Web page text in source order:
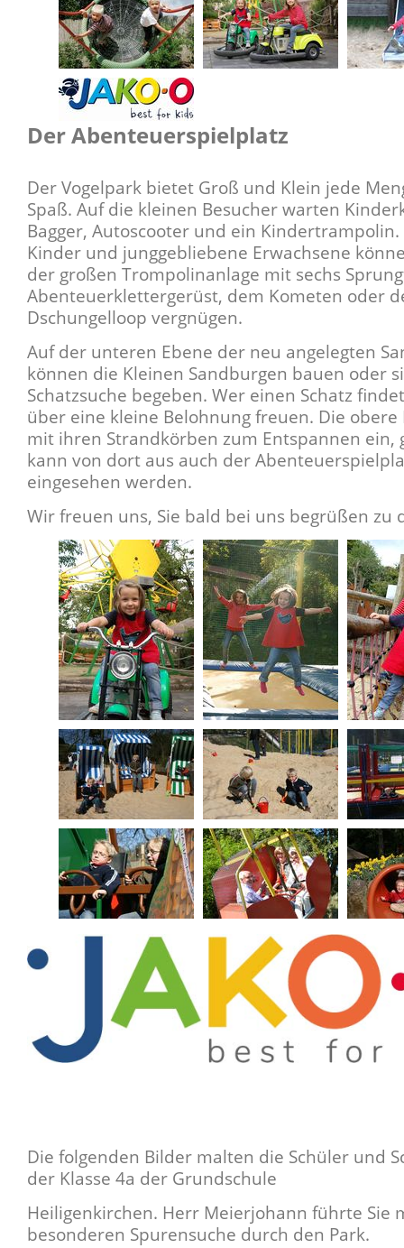
Der Abenteuerspielplatz
Der Vogelpark bietet Groß und Klein jede
Spaß. Auf die kleinen Besucher warten
Bagger, Autoscooter und ein
Kinder und junggebliebene Erwachsene
der großen Trompolinanlage mit sechs
Abenteuerklettergerüst, dem Kometen oder
Dschungelloop vergnügen.
Auf der unteren Ebene der neu angelegten
können die Kleinen Sandburgen bauen oder
Schatzsuche begeben. Wer einen Schatz
über eine kleine Belohnung freuen. Die obere
mit ihren Strandkörben zum Entspannen ein,
kann von dort aus auch der
eingesehen werden.
Wir freuen uns, Sie bald bei uns begrüßen zu
Die folgenden Bilder malten die Schüler und
der Klasse 4a der Grundschule
Heiligenkirchen. Herr Meierjohann führte Sie
besonderen Spurensuche durch den Park.